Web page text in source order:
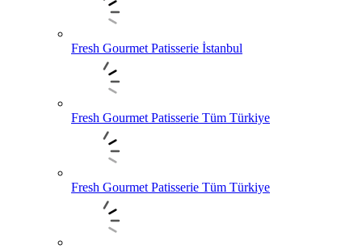
Fresh Gourmet Patisserie İstanbul
Fresh Gourmet Patisserie Tüm Türkiye
Fresh Gourmet Patisserie Tüm Türkiye